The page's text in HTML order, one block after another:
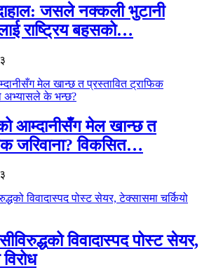
जसले नक्कली भुटानी
राष्ट्रिय बहसको…
आम्दानीसँग मेल खान्छ त
जरिवाना? विकसित…
विवादास्पद पोस्ट सेयर,